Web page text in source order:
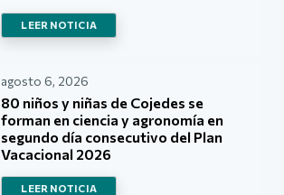
LEER NOTICIA
agosto 6, 2026
80 niños y niñas de Cojedes se
forman en ciencia y agronomía en
segundo día consecutivo del Plan
Vacacional 2026
LEER NOTICIA